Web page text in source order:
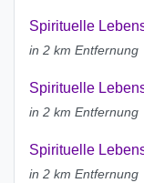
Spirituelle
in 2 km Entfernung
Spirituelle
in 2 km Entfernung
Spirituelle
in 2 km Entfernung